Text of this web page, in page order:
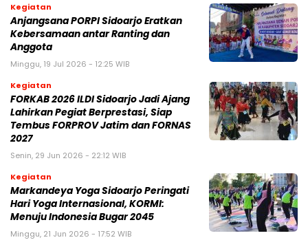
Kegiatan
Anjangsana PORPI Sidoarjo Eratkan
Kebersamaan antar Ranting dan
Anggota
Minggu, 19 Jul 2026 - 12:25 WIB
Kegiatan
FORKAB 2026 ILDI Sidoarjo Jadi Ajang
Lahirkan Pegiat Berprestasi, Siap
Tembus FORPROV Jatim dan FORNAS
2027
Senin, 29 Jun 2026 - 22:12 WIB
Kegiatan
Markandeya Yoga Sidoarjo Peringati
Hari Yoga Internasional, KORMI:
Menuju Indonesia Bugar 2045
Minggu, 21 Jun 2026 - 17:52 WIB